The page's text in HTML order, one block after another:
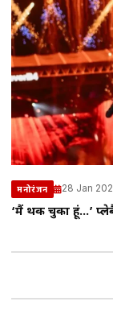
मनोरंजन 28 Jan
‘मैं थक चुका हूं…’